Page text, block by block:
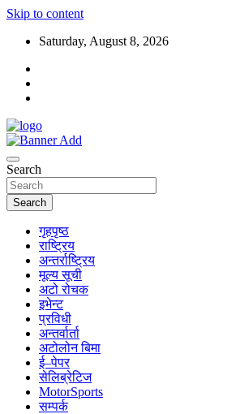
Skip to content
Saturday, August 8, 2026
Search
Search
गृहपृष्ठ
राष्ट्रिय
अन्तर्राष्ट्रिय
मूल्य सूची
अटो रोचक
इभेन्ट
प्रविधी
अन्तर्वार्ता
अटोलोन बिमा
ई–पेपर
सेलिब्रेटिज
MotorSports
सम्पर्क